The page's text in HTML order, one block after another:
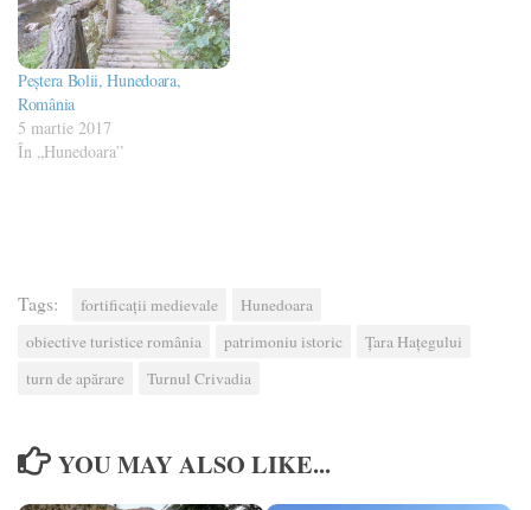
Peștera Bolii, Hunedoara,
România
5 martie 2017
În „Hunedoara”
Tags: fortificații medievale
Hunedoara
obiective turistice românia
patrimoniu istoric
Țara Hațegului
turn de apărare
Turnul Crivadia
YOU MAY ALSO LIKE...